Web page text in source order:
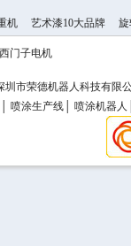
机 艺术漆10大品牌
西门子电机
圳市荣德机器人科技有限
喷涂生产线 喷涂机器人